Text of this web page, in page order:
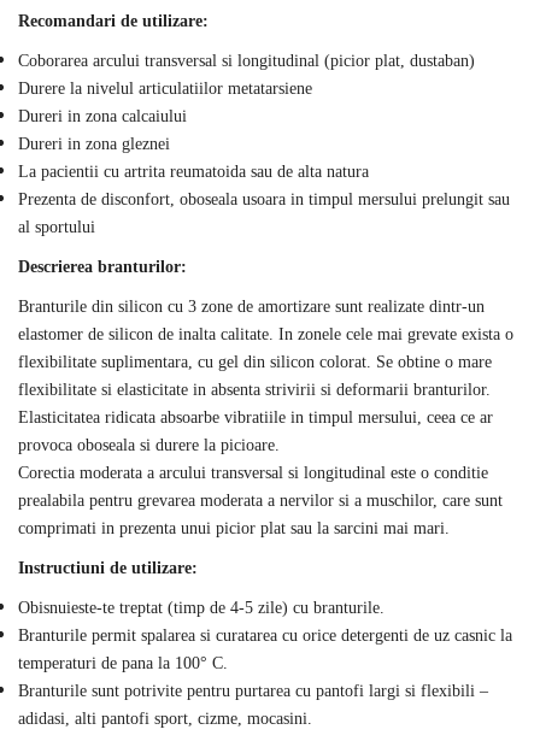
Recomandari de utilizare:
Coborarea arcului transversal si longitudinal (picior plat, dustaban)
Durere la nivelul articulatiilor metatarsiene
Dureri in zona calcaiului
Dureri in zona gleznei
La pacientii cu artrita reumatoida sau de alta natura
Prezenta de disconfort, oboseala usoara in timpul mersului prelungit sau
al sportului
Descrierea branturilor:
Branturile din silicon cu 3 zone de amortizare sunt realizate dintr-un
elastomer de silicon de inalta calitate. In zonele cele mai grevate exista o
flexibilitate suplimentara, cu gel din silicon colorat. Se obtine o mare
flexibilitate si elasticitate in absenta strivirii si deformarii branturilor.
Elasticitatea ridicata absoarbe vibratiile in timpul mersului, ceea ce ar
provoca oboseala si durere la picioare.
Corectia moderata a arcului transversal si longitudinal este o conditie
prealabila pentru grevarea moderata a nervilor si a muschilor, care sunt
comprimati in prezenta unui picior plat sau la sarcini mai mari.
Instructiuni de utilizare:
Obisnuieste-te treptat (timp de 4-5 zile) cu branturile.
Branturile permit spalarea si curatarea cu orice detergenti de uz casnic la
temperaturi de pana la 100° C.
Branturile sunt potrivite pentru purtarea cu pantofi largi si flexibili –
adidasi, alti pantofi sport, cizme, mocasini.